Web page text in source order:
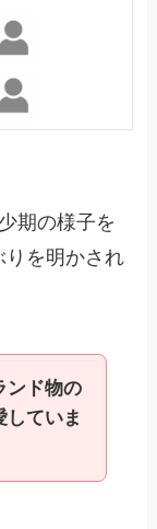
期の様子を
りを明かされ
ンド物の
していま